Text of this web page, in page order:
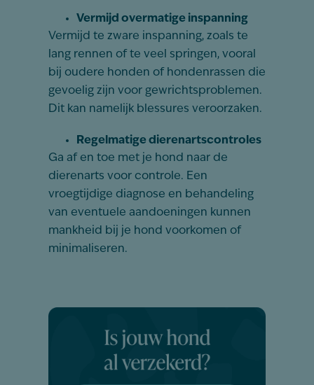
Vermijd overmatige inspanning
Vermijd te zware inspanning, zoals te
lang rennen of te veel springen, vooral
bij oudere honden of hondenrassen die
gevoelig zijn voor gewrichtsproblemen.
Dit kan namelijk blessures veroorzaken.
Regelmatige dierenartscontroles
Ga af en toe met je hond naar de
dierenarts voor controle. Een
vroegtijdige diagnose en behandeling
van eventuele aandoeningen kunnen
mankheid bij je hond voorkomen of
minimaliseren.